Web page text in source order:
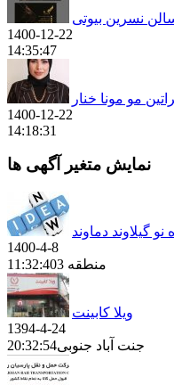
نسرین بیوتی
1400-12-22
14:35:47
مو مونا خنار
1400-12-22
14:18:31
نمایش متغیر آگهی ها
گیلاوند دماوند
1400-4-8
11:32:40
منطقه 3
ویلا کابینت
1394-4-24
20:32:54جنت آباد جنوبی